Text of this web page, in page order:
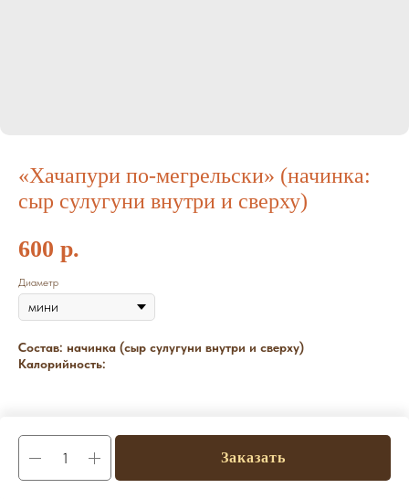
«Хачапури по-мегрельски» (начинка:
сыр сулугуни внутри и сверху)
600 р.
Диаметр
Заказать
Состав: начинка (сыр сулугуни внутри и сверху)
Калорийность: